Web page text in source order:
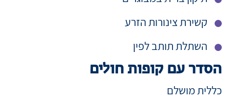
קשירת צינורות הזרע
השתלת תותב לפין
הסדר עם קופות חולים
כללית מושלם